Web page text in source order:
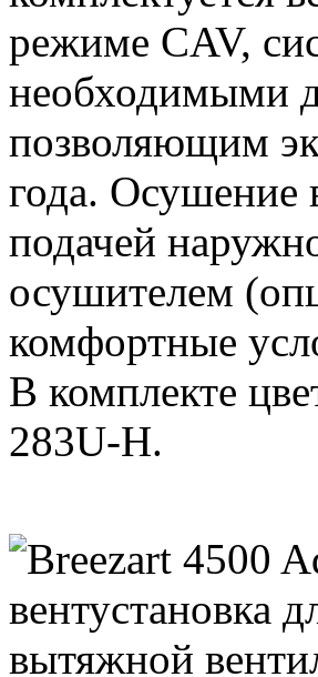
режиме CAV,
необходимыми
позволяющим
года. Осушение
подачей
осушителем
комфортные
В комплекте
283U-H.